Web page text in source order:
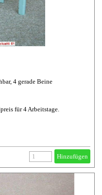
4 gerade Beine
für 4 Arbeitstage.
Hinzufügen